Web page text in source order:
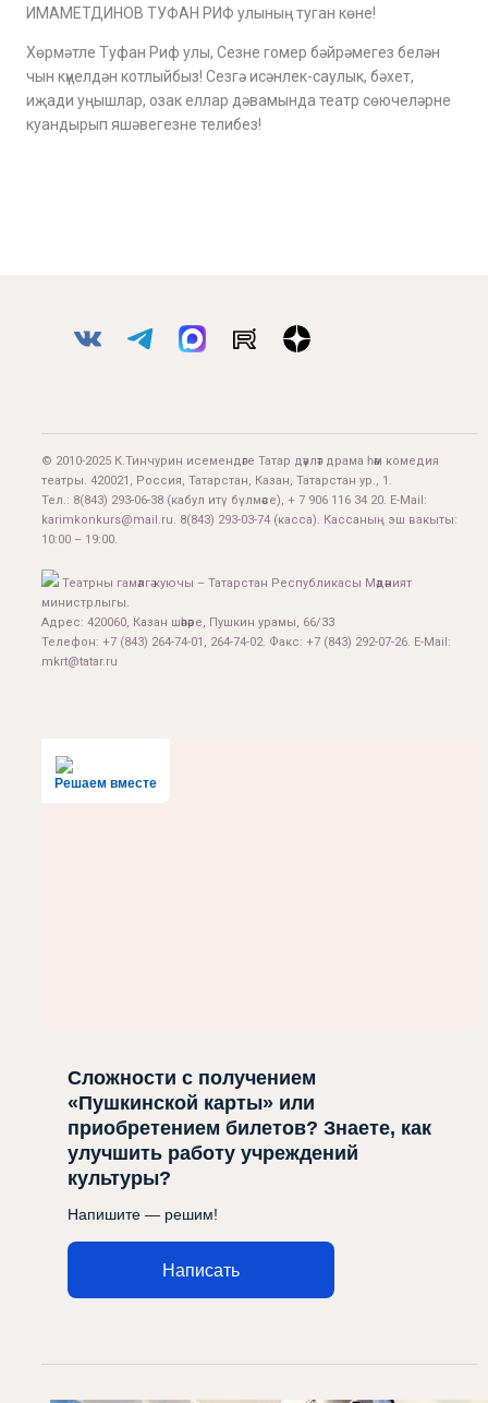
ИМАМЕТДИНОВ ТУФАН РИФ улының туган көне!
Хөрмәтле Туфан Риф улы, Сезне гомер бәйрәмегез белән
чын күңелдән котлыйбыз! Сезгә исәнлек-саулык, бәхет,
иҗади уңышлар, озак еллар дәвамында театр сөючеләрне
куандырып яшәвегезне телибез!
© 2010-2025 К.Тинчурин исемендәге Татар дәүләт драма һәм комедия
театры. 420021, Россия, Татарстан, Казан, Татарстан ур., 1.
Тел.: 8(843) 293-06-38 (кабул итү бүлмәсе), + 7 906 116 34 20. E-Mail:
karimkonkurs@mail.ru. 8(843) 293-03-74 (касса). Кассаның эш вакыты:
10:00 – 19:00.
Театрны гамәлгә куючы – Татарстан Республикасы Мәдәният
министрлыгы.
Адрес: 420060, Казан шәһәре, Пушкин урамы, 66/33
Телефон: +7 (843) 264-74-01, 264-74-02. Факс: +7 (843) 292-07-26. E-Mail:
mkrt@tatar.ru
Решаем вместе
Сложности с получением
«Пушкинской карты» или
приобретением билетов? Знаете, как
улучшить работу учреждений
культуры?
Напишите — решим!
Написать